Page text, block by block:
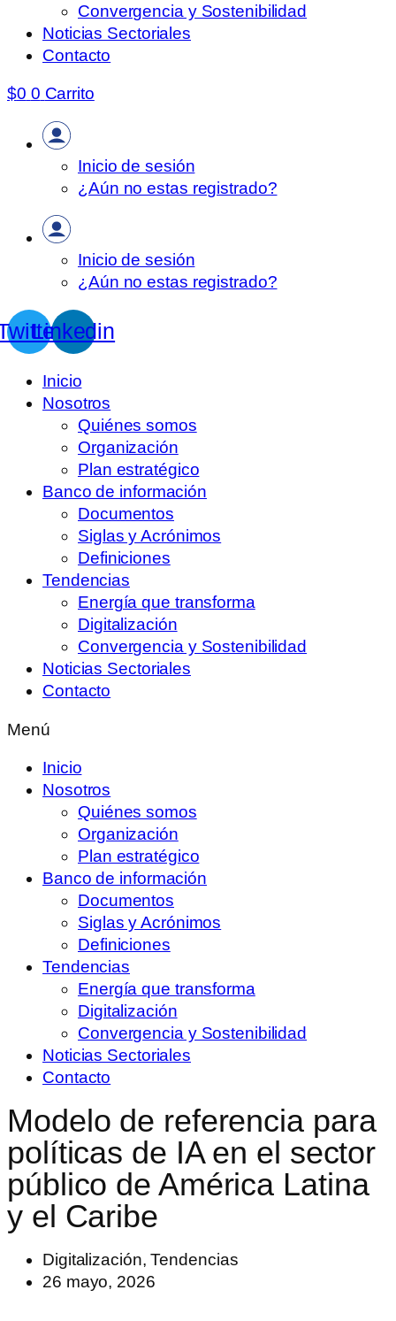
Convergencia y Sostenibilidad
Noticias Sectoriales
Contacto
$0 0 Carrito
Inicio de sesión
¿Aún no estas registrado?
Inicio de sesión
¿Aún no estas registrado?
Linkedin
Inicio
Nosotros
Quiénes somos
Organización
Plan estratégico
Banco de información
Documentos
Siglas y Acrónimos
Definiciones
Tendencias
Energía que transforma
Digitalización
Convergencia y Sostenibilidad
Noticias Sectoriales
Contacto
Menú
Inicio
Nosotros
Quiénes somos
Organización
Plan estratégico
Banco de información
Documentos
Siglas y Acrónimos
Definiciones
Tendencias
Energía que transforma
Digitalización
Convergencia y Sostenibilidad
Noticias Sectoriales
Contacto
Modelo de referencia para
políticas de IA en el sector
público de América Latina
y el Caribe
Digitalización,Tendencias
26 mayo, 2026